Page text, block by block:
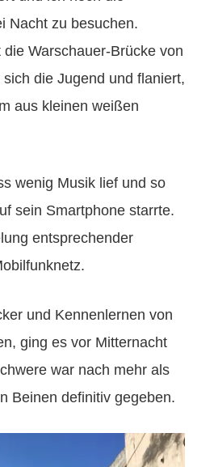
Nacht zu besuchen.
Warschauer-Brücke von
die Jugend und flaniert,
aus kleinen weißen
wenig Musik lief und so
sein Smartphone starrte.
entsprechender
und Kennenlernen von
ging es vor Mitternacht
war nach mehr als
Beinen definitiv gegeben.